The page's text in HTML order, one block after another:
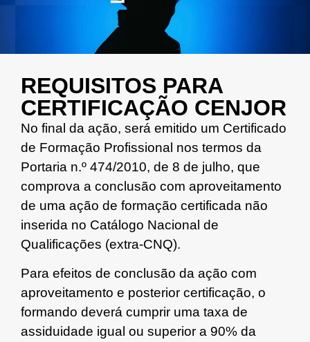
REQUISITOS PARA
CERTIFICAÇÃO CENJOR
No final da ação, será emitido um Certificado
de Formação Profissional nos termos da
Portaria n.º 474/2010, de 8 de julho, que
comprova a conclusão com aproveitamento
de uma ação de formação certificada não
inserida no Catálogo Nacional de
Qualificações (extra-CNQ).
Para efeitos de conclusão da ação com
aproveitamento e posterior certificação, o
formando deverá cumprir uma taxa de
assiduidade igual ou superior a 90% da